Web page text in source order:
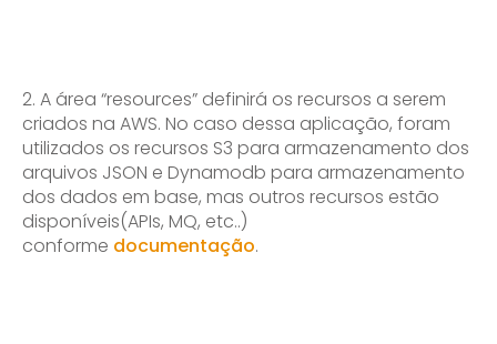
2. A área “resources” definirá os recursos a serem
criados na AWS. No caso dessa aplicação, foram
utilizados os recursos S3 para armazenamento dos
arquivos JSON e Dynamodb para armazenamento
dos dados em base, mas outros recursos estão
disponíveis(APIs, MQ, etc..)
conforme documentação.